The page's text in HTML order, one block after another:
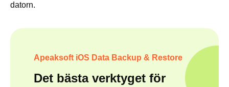
datorn.
Apeaksoft iOS Data Backup & Restore
Det bästa verktyget för